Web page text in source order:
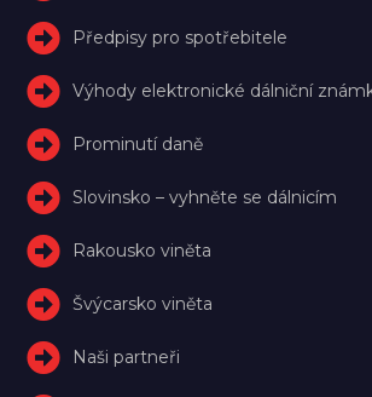
Předpisy pro spotřebitele
Výhody elektronické dálniční
Prominutí daně
Slovinsko – vyhněte se dálnicím
Rakousko viněta
Švýcarsko viněta
Naši partneři